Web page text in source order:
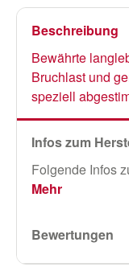
Beschreibung
Bewährte
Bruchlast und
speziell
Infos zum
Folgende Infos
Mehr
Bewertungen